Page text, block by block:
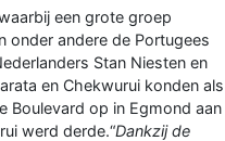
een grote groep
onder andere de Portugees
Stan Niesten en
en Chekwurui konden als
Boulevard op in Egmond aan
werd derde.“Dankzij de